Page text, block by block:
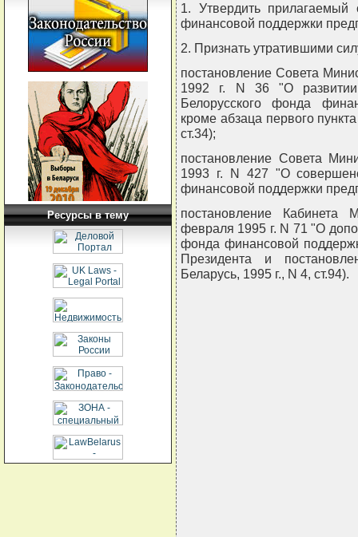
Ресурсы в тему
1. Утвердить прилагаемый
финансовой поддержки
2. Признать утратившими
постановление Совета
1992 г. N 36 "О развитии
Белорусского фонда
кроме абзаца первого
ст.34);
постановление Совета
1993 г. N 427 "О
финансовой поддержки
постановление Кабинета
февраля 1995 г. N 71 "О
фонда финансовой
Президента и
Беларусь, 1995 г., N 4, ст.94).